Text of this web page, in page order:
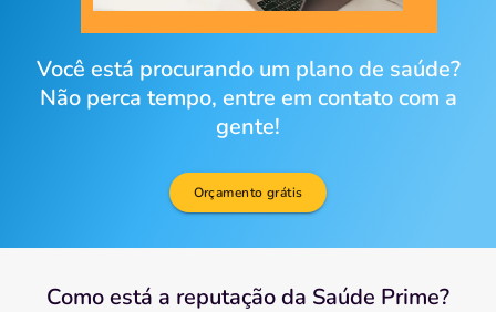
Você está procurando um plano de saúde?
Não perca tempo, entre em contato com a
gente!
Orçamento grátis
Como está a reputação da Saúde Prime?